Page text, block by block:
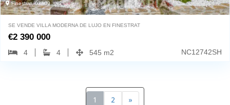
Finestrat, 03509
SE VENDE VILLA MODERNA DE LUJO EN FINESTRAT
€2 390 000
4 4 545 m2 NC12742SH
1 2 »